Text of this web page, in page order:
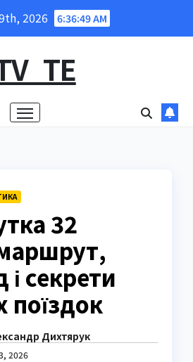
2026 6:36:51 AM
32
і секрети
поїздок
Дихтярук
2026